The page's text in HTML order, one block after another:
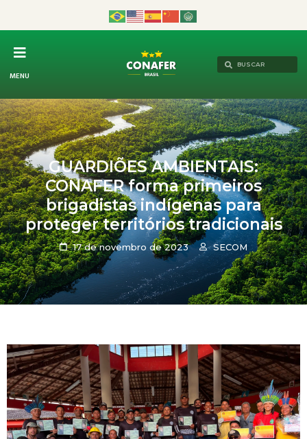
MENU
GUARDIÕES AMBIENTAIS:
CONAFER forma primeiros
brigadistas indígenas para
proteger territórios tradicionais
17 de novembro de 2023 SECOM